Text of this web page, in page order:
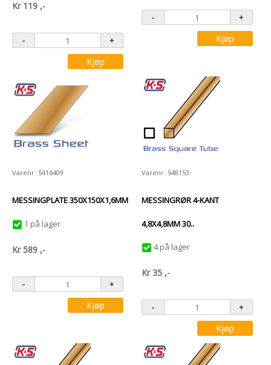
Kr 119 ,-
Kjøp
Kjøp
Varenr: 5416409
MESSINGPLATE 350X150X1,6MM
1 på lager
Kr589 ,-
Kjøp
Varenr: 548153
MESSINGRØR 4-KANT
4,8X4,8MM 30..
4 på lager
Kr35 ,-
Kjøp